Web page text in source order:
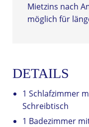
Mietzins nach
möglich für
DETAILS
1 Schlafzimmer
Schreibtisch
1 Badezimmer